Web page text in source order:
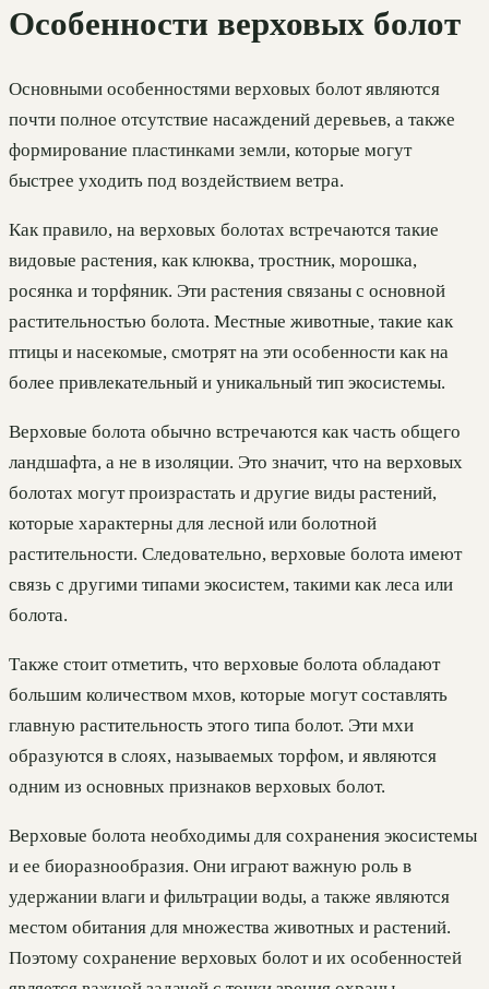
Особенности верховых болот
Основными особенностями верховых болот являются
почти полное отсутствие насаждений деревьев, а также
формирование пластинками земли, которые могут
быстрее уходить под воздействием ветра.
Как правило, на верховых болотах встречаются такие
видовые растения, как клюква, тростник, морошка,
росянка и торфяник. Эти растения связаны с основной
растительностью болота. Местные животные, такие как
птицы и насекомые, смотрят на эти особенности как на
более привлекательный и уникальный тип экосистемы.
Верховые болота обычно встречаются как часть общего
ландшафта, а не в изоляции. Это значит, что на верховых
болотах могут произрастать и другие виды растений,
которые характерны для лесной или болотной
растительности. Следовательно, верховые болота имеют
связь с другими типами экосистем, такими как леса или
болота.
Также стоит отметить, что верховые болота обладают
большим количеством мхов, которые могут составлять
главную растительность этого типа болот. Эти мхи
образуются в слоях, называемых торфом, и являются
одним из основных признаков верховых болот.
Верховые болота необходимы для сохранения экосистемы
и ее биоразнообразия. Они играют важную роль в
удержании влаги и фильтрации воды, а также являются
местом обитания для множества животных и растений.
Поэтому сохранение верховых болот и их особенностей